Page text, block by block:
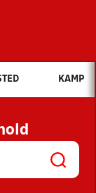
du søge efter?
NYHEDER
OG
KAMP